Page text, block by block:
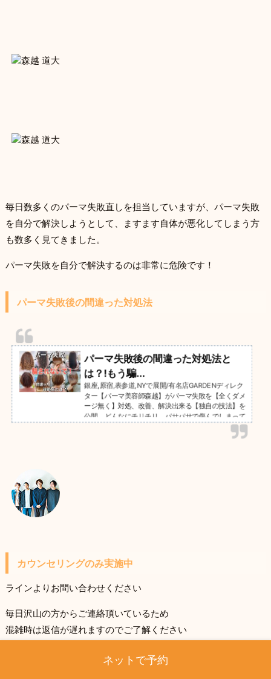
毎日数多くのパーマ失敗直しを担当していますが、パーマ失敗
を自分で解決しようとして、ますます自体が悪化してしまう方
も数多く見てきました。
パーマ失敗を自分で解決するのは非常に危険です！
パーマ失敗後の間違った対処法
パーマ失敗後の間違った対処法と
は？!もう騙...
銀座,原宿,表参道,NYで展開/有名店GARDENディレク
ター【パーマ美容師森越】がパーマ失敗を【全くダメ
ージ無く】対処、改善、解決出来る【独自の技法】を
公開。どんなにチリチリ、パサパサで傷んでしまって
も、１００%即日お直しも可能です。月間５０人以上
のチリチリパーマをお直ししています。また、遠くて
カウンセリングのみ実施中
ラインよりお問い合わせください
毎日沢山の方からご連絡頂いているため
混雑時は返信が遅れますのでご了解ください
ネットで予約